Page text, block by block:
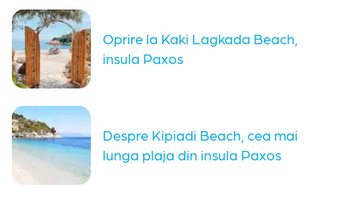
Oprire la Kaki Lagkada Beach,
insula Paxos
Despre Kipiadi Beach, cea mai
lunga plaja din insula Paxos